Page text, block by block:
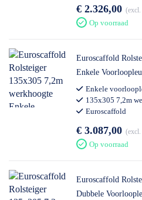
€ 2.326,00
Op voorraad
Euroscaffold
Enkele
Enkele
135x305 7,2m
Euroscaffold
€ 3.087,00
Op voorraad
Euroscaffold
Dubbele